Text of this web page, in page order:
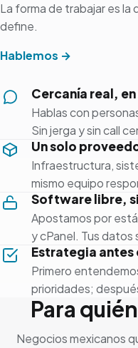
La forma de trabajar es la
define.
Hablemos →
Cercanía real,
Hablas con
Sin jerga y sin call
Un solo
Infraestructura,
mismo equipo
Software libre,
Apostamos por
y cPanel. Tus datos
Estrategia
Primero
prioridades;
Para
Negocios mexicanos